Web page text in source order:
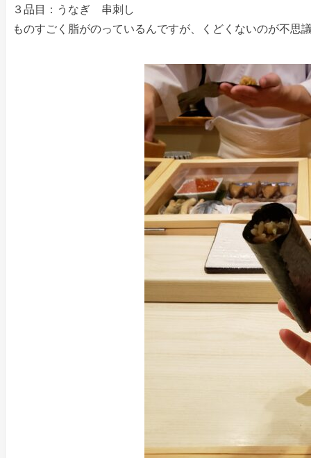
３品目：うなぎ 串刺し
ものすごく脂がのっているんですが、くどくないのが不思